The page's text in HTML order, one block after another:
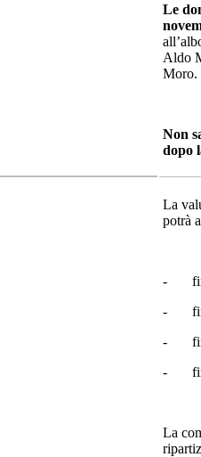
Le
Aldo
Moro.
Non
dopo
La
potrà
- fino
- fino
- fino
- fino
La